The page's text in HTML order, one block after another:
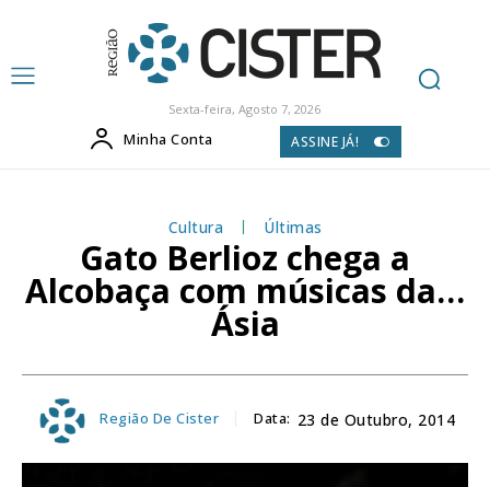
Sexta-feira, Agosto 7, 2026
Minha Conta ASSINE JÁ!
Cultura Últimas
Gato Berlioz chega a
Alcobaça com músicas da…
Ásia
Região De Cister Data: 23 de Outubro, 2014